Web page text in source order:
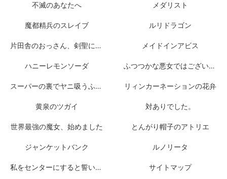
不滅のあなたへ メダリスト
魔都精兵のスレイブ ルリドラゴン
片田舎のおっさん、剣聖になる メイドインアビス
ハニーレモンソーダ ふつつかな悪女ではございますが
スーパーの裏でヤニ吸うふたり リィンカーネーションの花弁
黄泉のツガイ 対ありでした。
世界最強の魔女、始めました とんがり帽子のアトリエ
ジャンケットバンク ルノリータ
私をセンターにすると誓いますか？ サイトマップ